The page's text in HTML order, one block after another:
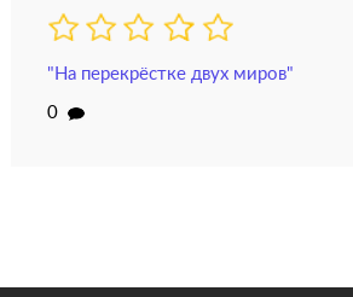
"На перекрёстке двух миров"
0